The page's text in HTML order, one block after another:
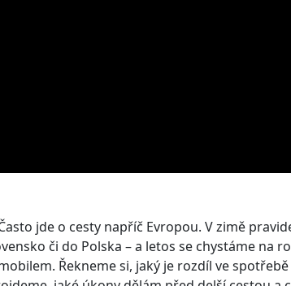
jde o cesty napříč Evropou. V zimě
či do Polska – a letos se chystáme na
Řekneme si, jaký je rozdíl ve